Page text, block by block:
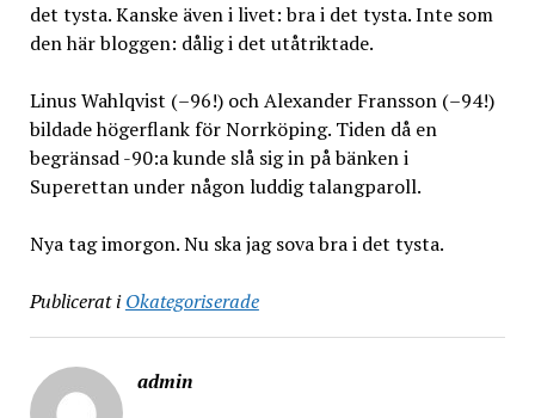
det tysta. Kanske även i livet: bra i det tysta. Inte som
den här bloggen: dålig i det utåtriktade.
Linus Wahlqvist (–96!) och Alexander Fransson (–94!)
bildade högerflank för Norrköping. Tiden då en
begränsad -90:a kunde slå sig in på bänken i
Superettan under någon luddig talangparoll.
Nya tag imorgon. Nu ska jag sova bra i det tysta.
Publicerat i Okategoriserade
admin